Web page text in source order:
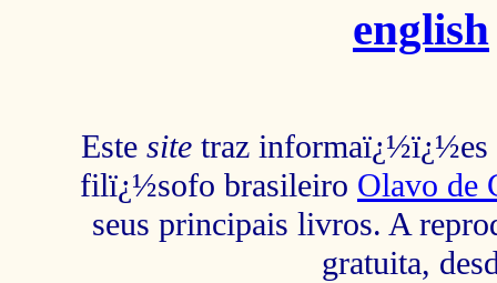
english
Este site traz informaï¿½ï¿½es
filï¿½sofo brasileiro Olavo de
seus principais livros. A
gratuita,